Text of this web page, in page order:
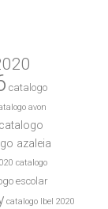
catalogo
avon
catalogo
azaleia
catalogo
escolar
catalogo lbel 2020